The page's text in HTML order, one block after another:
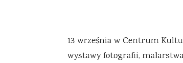
13 września w Centrum
wystawy fotografii,